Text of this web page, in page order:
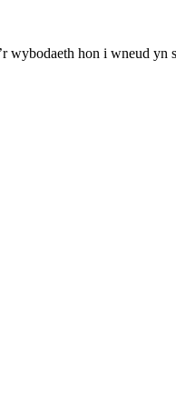
wybodaeth hon i wneud